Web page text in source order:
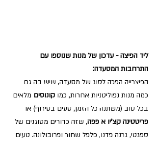
ליד הפיצה - עדכון של מנות שנוספו עם
התרחבות המסעדה:
הפיצרייה הפכה לסוג של מסעדה, שיש בה גם
כמה מנות נפוליטניות אחרות, כמו קונוסים מלאים
בכל טוב (משתנה כל הזמן, טעים בטירוף) או
פריטטינה קצ'יו א פפה, שזה כדורים מטוגנים של
ספגטי, גרנה פדנו, פלפל שחור ופרובולונה. טעים